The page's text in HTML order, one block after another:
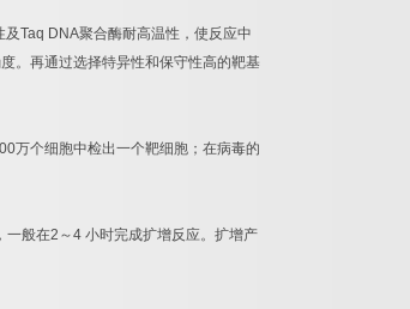
及Taq DNA聚合酶耐高温性，使反应中
。再通过选择特异性和保守性高的靶基
万个细胞中检出一个靶细胞；在病毒的
一般在2 ～4 小时完成扩增反应。扩增产